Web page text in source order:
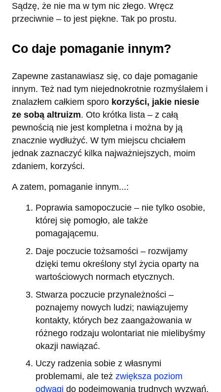
Sądzę, że nie ma w tym nic złego. Wręcz
przeciwnie – to jest piękne. Tak po prostu.
Co daje pomaganie innym?
Zapewne zastanawiasz się, co daje pomaganie
innym. Też nad tym niejednokrotnie rozmyślałem i
znalazłem całkiem sporo korzyści, jakie niesie
ze sobą altruizm. Oto krótka lista – z całą
pewnością nie jest kompletna i można by ją
znacznie wydłużyć. W tym miejscu chciałem
jednak zaznaczyć kilka najważniejszych, moim
zdaniem, korzyści.
A zatem, pomaganie innym...:
Poprawia samopoczucie – nie tylko osobie,
której się pomogło, ale także
pomagającemu.
Daje poczucie tożsamości – rozwijamy
dzięki temu określony styl życia oparty na
wartościowych normach etycznych.
Stwarza poczucie przynależności –
poznajemy nowych ludzi; nawiązujemy
kontakty, których bez zaangażowania w
różnego rodzaju wolontariat nie mielibyśmy
okazji nawiązać.
Uczy radzenia sobie z własnymi
problemami, ale też zwiększa poziom
odwagi do podejmowania trudnych wyzwań.